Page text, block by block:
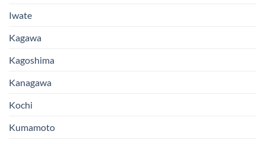
Iwate
Kagawa
Kagoshima
Kanagawa
Kochi
Kumamoto